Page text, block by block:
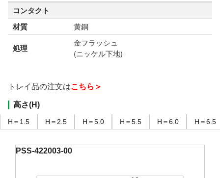
コンタクト
材質
黄銅
処理
金フラッシュ
(ニッケル下地)
トレイ品の注文はこちら＞
高さ(H)
H＝1.5 H＝2.5 H＝5.0 H＝5.5 H＝6.0 H＝6.5
PSS-422003-00